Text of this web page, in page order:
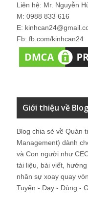
Liên hệ: Mr. Nguyễn
M: 0988 833 616
E:
Fb: fb.com/kinhcan24
Giới thiệu về
Blog chia sẻ về Quản
Management) dành
và Con người như
tài liệu, bài viết,
nhân sự xoay quay
Tuyển - Dạy - Dùng -